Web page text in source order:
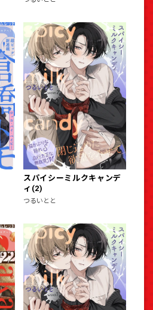
スパイシーミルクキャンデ
ィ(2)
つるいとと